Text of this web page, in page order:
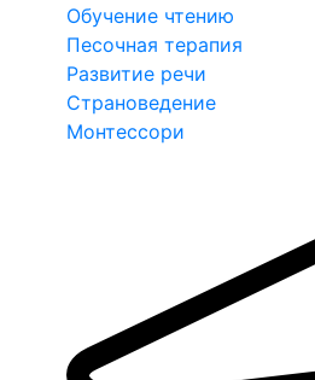
Обучение чтению
Песочная терапия
Развитие речи
Страноведение
Монтессори